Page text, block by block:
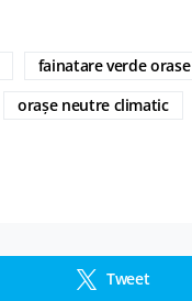
fainatare verde orase
orașe neutre climatic
Tweet